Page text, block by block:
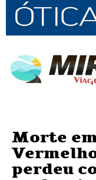
Morte
perdeu